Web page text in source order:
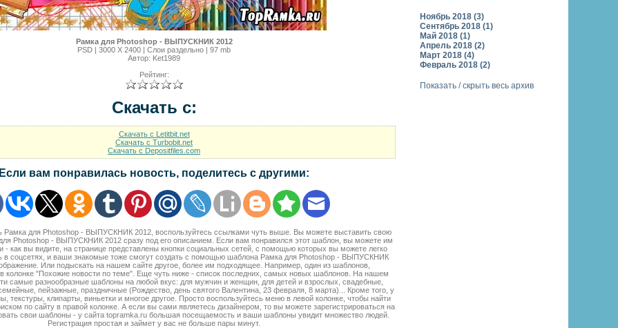
Рамка для Photoshop - ВЫПУСКНИК 2012
PSD | 3000 X 2400 | Слои раздельно | 97 mb
Автор: Ket1989
Рейтинг:
Скачать с:
Скачать с Letitbit.net
Скачать с Turbobit.net
Скачать с Depositfiles.com
Если вам понравилась новость, поделитесь с другими:
Рамка для Photoshop - ВЫПУСКНИК 2012, воспользуйтесь ссылками чуть выше. Вы можете выставить свою
Photoshop - ВЫПУСКНИК 2012 сразу под его описанием. Если вам понравился этот шаблон, вы можете им
- как вы видите, на странице представлены кнопки социальных сетей, с помощью которых вы можете легко
в соцсетях, и ваши знакомые тоже смогут создать с помощью шаблона Рамка для Photoshop - ВЫПУСКНИК
Или подыскать на нашем сайте другое, более им подходящее. Например, один из шаблонов,
колонке "Похожие новости по теме". Еще чуть ниже - список последних, самых новых шаблонов. На нашем
самые разнообразные шаблоны на любой вкус: для мужчин и женщин, для детей и взрослых, свадебные,
пейзажные, праздничные (Рождество, день святого Валентина, 23 февраля, 8 марта)... Кроме того, у
текстуры, клипарты, виньетки и многое другое. Просто воспользуйтесь меню в левой колонке, чтобы найти
по сайту в правой колонке. А если вы сами являетесь дизайнером, то вы можете зарегистрироваться на
свои шаблоны - у сайта topramka.ru большая посещаемость и ваши шаблоны увидит множество людей.
Регистрация простая и займет у вас не больше пары минут.
Ноябрь 2018 (3)
Сентябрь 2018 (1)
Май 2018 (1)
Апрель 2018 (2)
Март 2018 (4)
Февраль 2018 (2)
Показать / скрыть весь архив